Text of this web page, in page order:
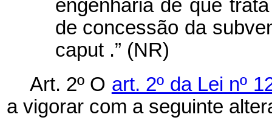
engenharia de que
de concessão da
caput .” (NR)
Art. 2º O art. 2º da Lei nº
a vigorar com a seguinte